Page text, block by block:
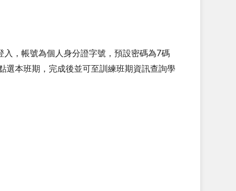
，帳號為個人身分證字號，預設密碼為7碼
本班期，完成後並可至訓練班期資訊查詢學